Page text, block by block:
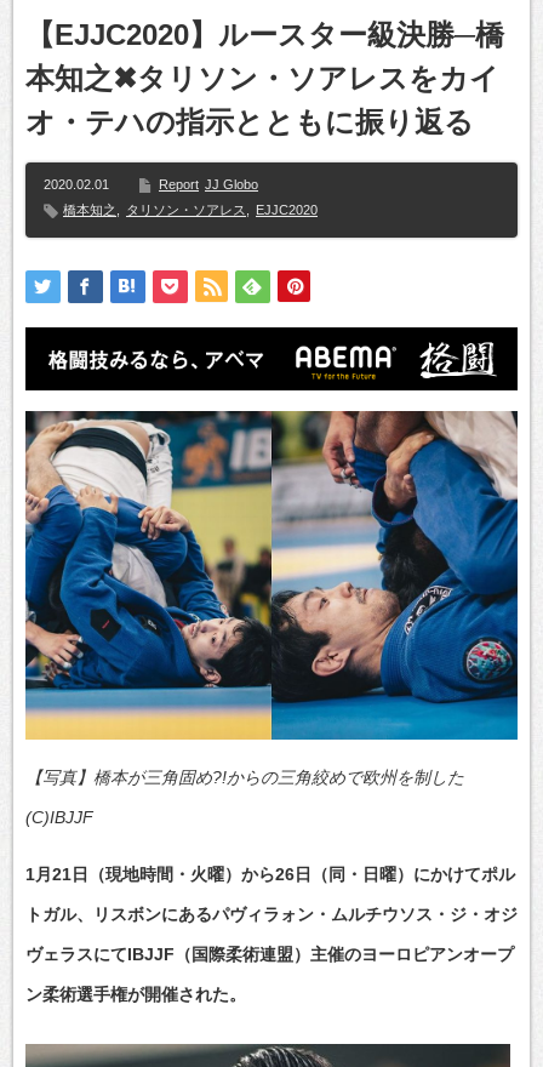
【EJJC2020】ルースター級決勝─橋
本知之✖タリソン・ソアレスをカイ
オ・テハの指示とともに振り返る
2020.02.01 Report JJ Globo
橋本知之
タリソン・ソアレス EJJC2020
【写真】橋本が三角固め?!からの三角絞めで欧州を制した
(C)IBJJF
1月21日（現地時間・火曜）から26日（同・日曜）にかけてポル
トガル、リスボンにあるパヴィラォン・ムルチウソス・ジ・オジ
ヴェラスにてIBJJF（国際柔術連盟）主催のヨーロピアンオープ
ン柔術選手権が開催された。